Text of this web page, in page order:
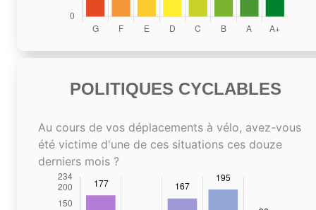
POLITIQUES CYCLABLES
Au cours de vos déplacements à vélo, avez-vous
été victime d'une de ces situations ces douze
derniers mois ?